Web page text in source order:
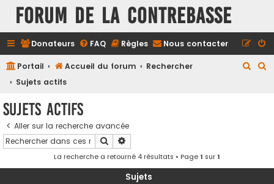
FORUM DE LA CONTREBASSE
Donateurs FAQ Règles Nous contacter
Portail Accueil du forum
Rechercher
Sujets actifs
Sujets actifs
Aller sur la recherche avancée
Rechercher
La recherche a retourné 4 résultats • Page1 sur1
Sujets